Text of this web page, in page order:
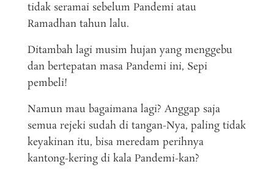
tidak seramai sebelum Pandemi atau
Ramadhan tahun lalu.
Ditambah lagi musim hujan yang menggebu
dan bertepatan masa Pandemi ini, Sepi
pembeli!
Namun mau bagaimana lagi? Anggap saja
semua rejeki sudah di tangan-Nya, paling tidak
keyakinan itu, bisa meredam perihnya
kantong-kering di kala Pandemi-kan?